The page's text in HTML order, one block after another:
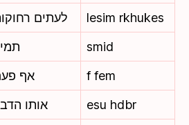
לעתים
lesim rkhukes
smid
אף
f fem
אותו
esu hdbr